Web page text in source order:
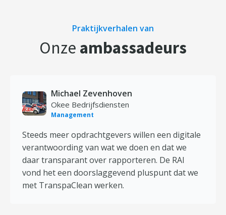
Praktijkverhalen van
Onze ambassadeurs
Michael Zevenhoven
Okee Bedrijfsdiensten
Management
Steeds meer opdrachtgevers willen een digitale
verantwoording van wat we doen en dat we
daar transparant over rapporteren. De RAI
vond het een doorslaggevend pluspunt dat we
met TranspaClean werken.